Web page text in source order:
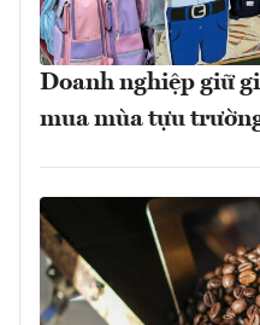
Doanh nghiệp giữ
mua mùa tựu